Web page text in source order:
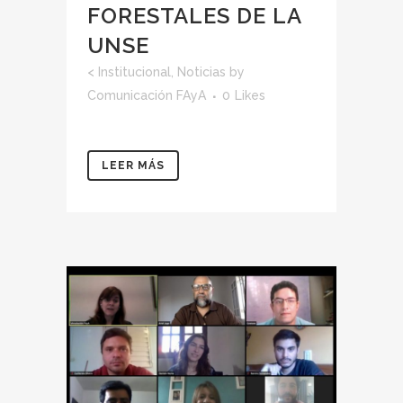
FORESTALES DE LA
UNSE
< Institucional Noticias by
Comunicación FAyA
0 Likes
LEER MÁS